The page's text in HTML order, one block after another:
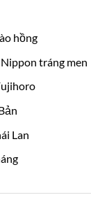
hồng
tráng men
Lan